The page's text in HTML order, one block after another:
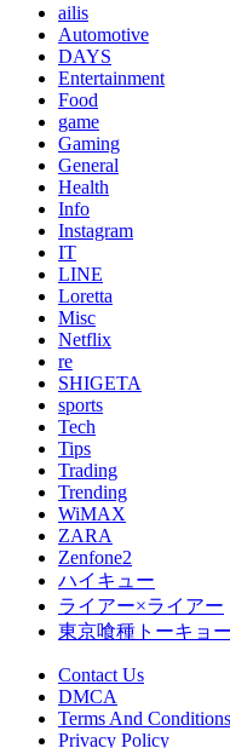
ailis
Automotive
DAYS
Entertainment
Food
game
Gaming
General
Health
Info
Instagram
IT
LINE
Loretta
Misc
Netflix
re
SHIGETA
sports
Tech
Tips
Trading
Trending
WiMAX
ZARA
Zenfone2
ハイキュー
ライアー×ライアー
東京喰種トーキョ
Contact Us
DMCA
Terms And Conditions
Privacy Policy